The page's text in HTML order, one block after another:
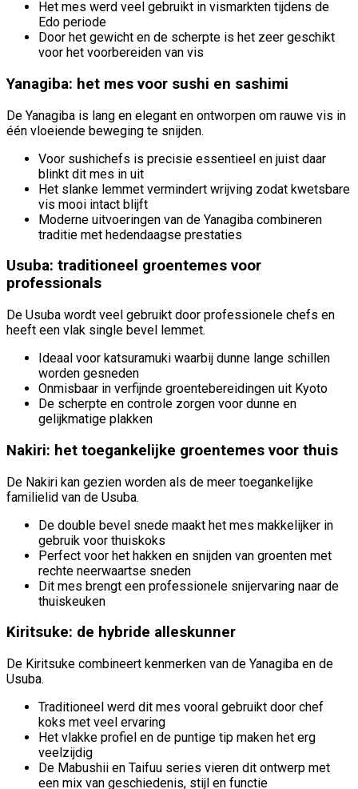
Het mes werd veel gebruikt in vismarkten tijdens de
Edo periode
Door het gewicht en de scherpte is het zeer geschikt
voor het voorbereiden van vis
Yanagiba: het mes voor sushi en sashimi
De Yanagiba is lang en elegant en ontworpen om rauwe vis in
één vloeiende beweging te snijden.
Voor sushichefs is precisie essentieel en juist daar
blinkt dit mes in uit
Het slanke lemmet vermindert wrijving zodat kwetsbare
vis mooi intact blijft
Moderne uitvoeringen van de Yanagiba combineren
traditie met hedendaagse prestaties
Usuba: traditioneel groentemes voor
professionals
De Usuba wordt veel gebruikt door professionele chefs en
heeft een vlak single bevel lemmet.
Ideaal voor katsuramuki waarbij dunne lange schillen
worden gesneden
Onmisbaar in verfijnde groentebereidingen uit Kyoto
De scherpte en controle zorgen voor dunne en
gelijkmatige plakken
Nakiri: het toegankelijke groentemes voor thuis
De Nakiri kan gezien worden als de meer toegankelijke
familielid van de Usuba.
De double bevel snede maakt het mes makkelijker in
gebruik voor thuiskoks
Perfect voor het hakken en snijden van groenten met
rechte neerwaartse sneden
Dit mes brengt een professionele snijervaring naar de
thuiskeuken
Kiritsuke: de hybride alleskunner
De Kiritsuke combineert kenmerken van de Yanagiba en de
Usuba.
Traditioneel werd dit mes vooral gebruikt door chef
koks met veel ervaring
Het vlakke profiel en de puntige tip maken het erg
veelzijdig
De Mabushii en Taifuu series vieren dit ontwerp met
een mix van geschiedenis, stijl en functie